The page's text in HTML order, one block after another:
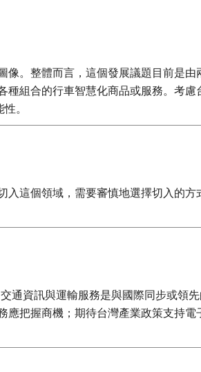
。整體而言，這個發展議題目前是
組合的行車智慧化商品或服務。考
。
這個領域，需要審慎地選擇切入的
資訊與運輸服務是與國際同步或領
把握商機；期待台灣產業政策支持